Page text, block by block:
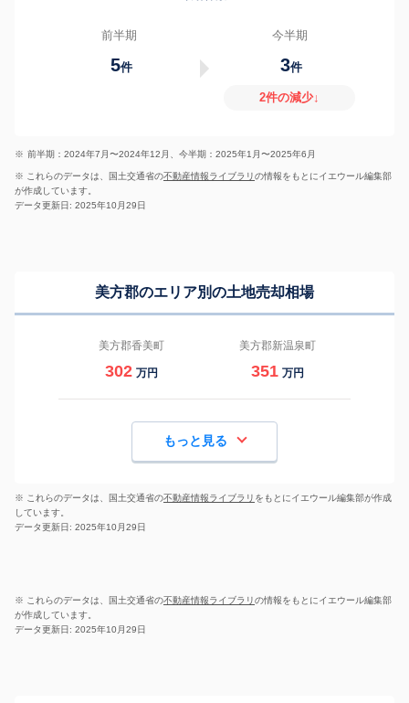
前半期
5件
今半期
3件
2件の減少↓
※ 前半期：2024年7月〜2024年12月、今半期：2025年1月〜2025年6月
※ これらのデータは、国土交通省の不動産情報ライブラリの情報をもとにイエウール編集部
が作成しています。
データ更新日: 2025年10月29日
美方郡のエリア別の土地売却相場
美方郡香美町
302 万円
美方郡新温泉町
351 万円
もっと見る
※ これらのデータは、国土交通省の不動産情報ライブラリ をもとにイエウール編集部が作成
しています。
データ更新日: 2025年10月29日
※ これらのデータは、国土交通省の不動産情報ライブラリの情報をもとにイエウール編集部
が作成しています。
データ更新日: 2025年10月29日